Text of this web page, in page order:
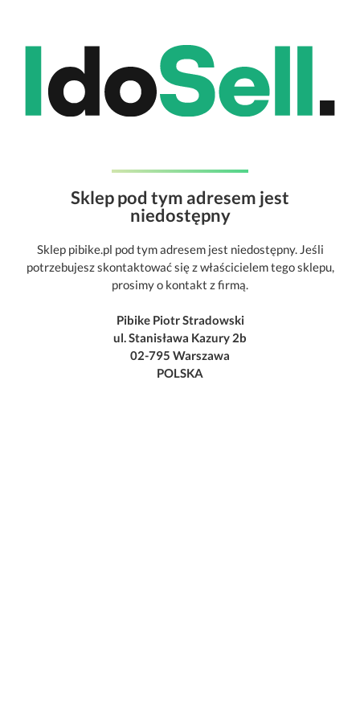
Sklep pod tym adresem jest
niedostępny
Sklep pibike.pl pod tym adresem jest niedostępny. Jeśli
potrzebujesz skontaktować się z właścicielem tego sklepu,
prosimy o kontakt z firmą.
Pibike Piotr Stradowski
ul. Stanisława Kazury 2b
02-795 Warszawa
POLSKA